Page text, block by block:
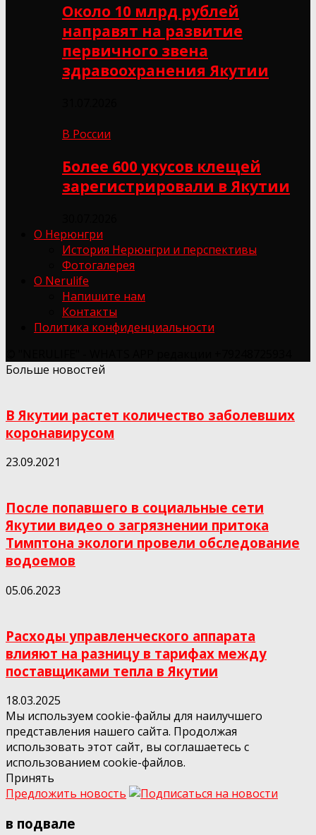
Около 10 млрд рублей
направят на развитие
первичного звена
здравоохранения Якутии
В России
Более 600 укусов клещей
зарегистрировали в Якутии
О Нерюнгри
История Нерюнгри и перспективы
Фотогалерея
О Nerulife
Напишите нам
Контакты
Политика конфиденциальности
Больше новостей
В Якутии растет количество заболевших
коронавирусом
23.09.2021
После попавшего в социальные сети
Якутии видео о загрязнении притока
Тимптона экологи провели обследование
водоемов
05.06.2023
Расходы управленческого аппарата
влияют на разницу в тарифах между
поставщиками тепла в Якутии
18.03.2025
Мы используем cookie-файлы для наилучшего
представления нашего сайта. Продолжая
использовать этот сайт, вы соглашаетесь с
использованием cookie-файлов.
Принять
Предложить новость
в подвале